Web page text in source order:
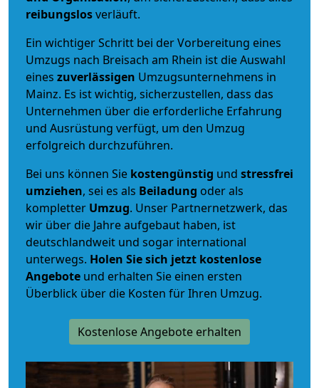
reibungslosverläuft.
Ein wichtiger Schritt bei der Vorbereitung eines
Umzugs nach Breisach am Rhein ist die Auswahl
eines zuverlässigen Umzugsunternehmens in
Mainz. Es ist wichtig, sicherzustellen, dass das
Unternehmen über die erforderliche Erfahrung
und Ausrüstung verfügt, um den Umzug
erfolgreich durchzuführen.
Bei uns können Sie kostengünstig und stressfrei
umziehen, sei es als Beiladung oder als
kompletter Umzug. Unser Partnernetzwerk, das
wir über die Jahre aufgebaut haben, ist
deutschlandweit und sogar international
unterwegs. Holen Sie sich jetzt kostenlose
Angebote und erhalten Sie einen ersten
Überblick über die Kosten für Ihren Umzug.
Kostenlose Angebote erhalten